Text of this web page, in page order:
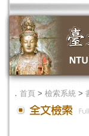
． 首頁 > 檢索系統 >